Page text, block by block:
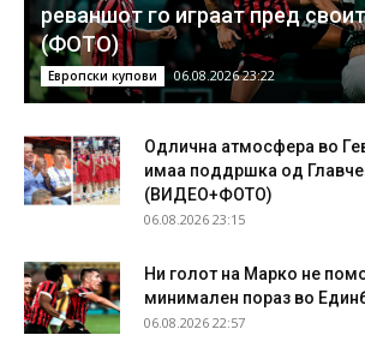
реваншот го играат пред
(ФОТО)
Европски купови 06.08.2026 23:22
Одлична атмосфера во
имаа поддршка од
(ВИДЕО+ФОТО)
06.08.2026 23:15
Ни голот на Марко не
минимален пораз во
06.08.2026 22:57